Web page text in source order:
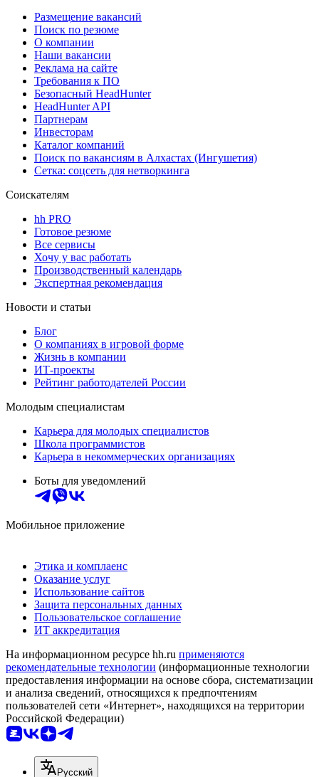
Размещение вакансий
Поиск по резюме
О компании
Наши вакансии
Реклама на сайте
Требования к ПО
Безопасный HeadHunter
HeadHunter API
Партнерам
Инвесторам
Каталог компаний
Поиск по вакансиям в Алхастах (Ингушетия)
Сетка: соцсеть для нетворкинга
Соискателям
hh PRO
Готовое резюме
Все сервисы
Хочу у вас работать
Производственный календарь
Экспертная рекомендация
Новости и статьи
Блог
О компаниях в игровой форме
Жизнь в компании
ИТ-проекты
Рейтинг работодателей России
Молодым специалистам
Карьера для молодых специалистов
Школа программистов
Карьера в некоммерческих организациях
Боты для уведомлений
Мобильное приложение
Этика и комплаенс
Оказание услуг
Использование сайтов
Защита персональных данных
Пользовательское соглашение
ИТ аккредитация
На информационном ресурсе hh.ru применяются
рекомендательные технологии (информационные технологии
предоставления информации на основе сбора, систематизации
и анализа сведений, относящихся к предпочтениям
пользователей сети «Интернет», находящихся на территории
Российской Федерации)
Русский